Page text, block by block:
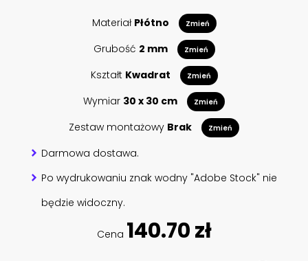
Materiał Płótno Zmień
Grubość 2 mm Zmień
Kształt Kwadrat Zmień
Wymiar 30 x 30 cm Zmień
Zestaw montażowy Brak Zmień
Darmowa dostawa.
Po wydrukowaniu znak wodny "Adobe Stock" nie
będzie widoczny.
Cena 140.70 zł